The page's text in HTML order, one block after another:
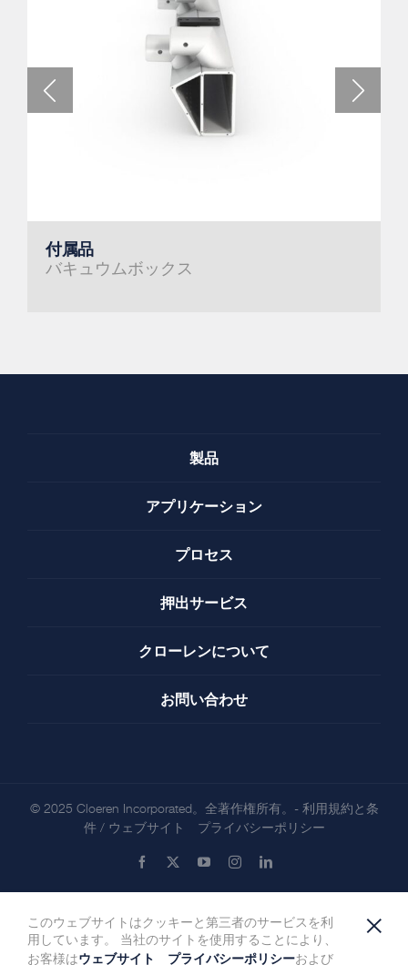
付属品
バキュウムボックス
製品
アプリケーション
プロセス
押出サービス
クローレンについて
お問い合わせ
© 2025 Cloeren Incorporated。全著作権所有。- 利用規約と条
件/ ウェブサイト プライバシーポリシー
Facebook YouTubeInstagramLinkedIn
このウェブサイトはクッキーと第三者のサービスを利
用しています。 当社のサイトを使用することにより、
お客様はウェブサイト プライバシーポリシーおよび
×